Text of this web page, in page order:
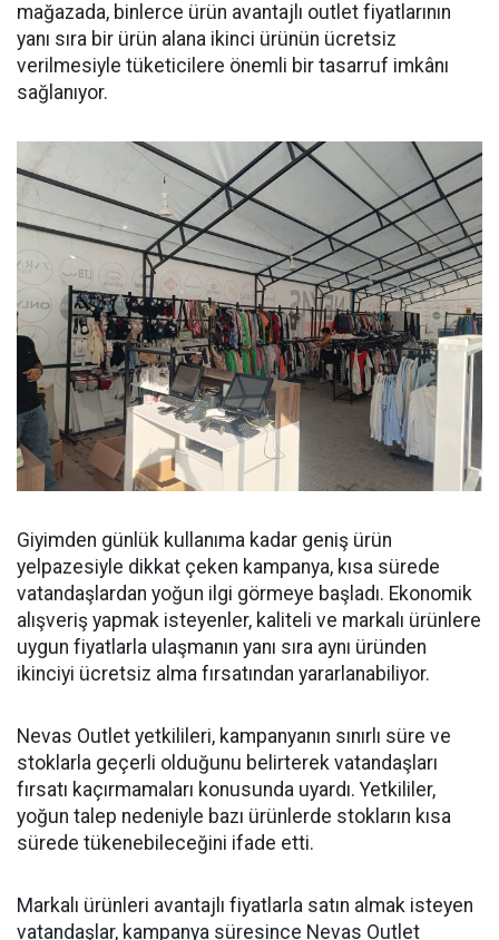
mağazada, binlerce ürün avantajlı outlet fiyatlarının
yanı sıra bir ürün alana ikinci ürünün ücretsiz
verilmesiyle tüketicilere önemli bir tasarruf imkânı
sağlanıyor.
Giyimden günlük kullanıma kadar geniş ürün
yelpazesiyle dikkat çeken kampanya, kısa sürede
vatandaşlardan yoğun ilgi görmeye başladı. Ekonomik
alışveriş yapmak isteyenler, kaliteli ve markalı ürünlere
uygun fiyatlarla ulaşmanın yanı sıra aynı üründen
ikinciyi ücretsiz alma fırsatından yararlanabiliyor.
Nevas Outlet yetkilileri, kampanyanın sınırlı süre ve
stoklarla geçerli olduğunu belirterek vatandaşları
fırsatı kaçırmamaları konusunda uyardı. Yetkililer,
yoğun talep nedeniyle bazı ürünlerde stokların kısa
sürede tükenebileceğini ifade etti.
Markalı ürünleri avantajlı fiyatlarla satın almak isteyen
vatandaşlar, kampanya süresince Nevas Outlet